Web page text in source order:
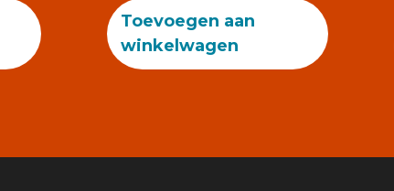
Toevoegen aan
winkelwagen